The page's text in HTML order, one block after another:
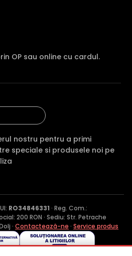
OP sau online cu cardul.
nostru pentru a primi
speciale si produsele noi pe
RO34846331 · Reg. Com.:
200 RON · Sediu: Str. Petrache
· Contactează-ne · Service produs